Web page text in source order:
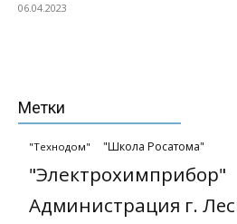
06.04.2023
Метки
"Технодом" "Школа Росатома"
"Электрохимприбор"
Администрация г.